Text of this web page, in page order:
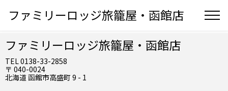
ファミリーロッジ旅籠屋・函館店
ファミリーロッジ旅籠屋・函館店
TEL 0138-33-2858
〒 040-0024
北海道 函館市高盛町 9 - 1